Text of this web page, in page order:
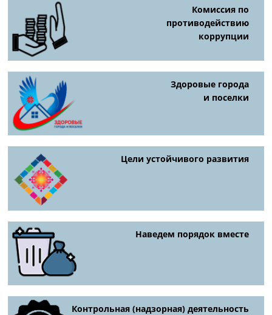
Комиссия по
противодействию
коррупции
Здоровые города
и поселки
Цели устойчивого развития
Наведем порядок вместе
Контрольная (надзорная) деятельность